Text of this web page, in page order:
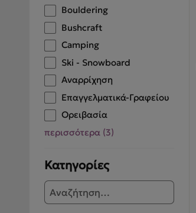
Bouldering
Bushcraft
Camping
Ski - Snowboard
Αναρρίχηση
Επαγγελματικά-Γραφείου
Ορειβασία
περισσότερα (3)
Κατηγορίες